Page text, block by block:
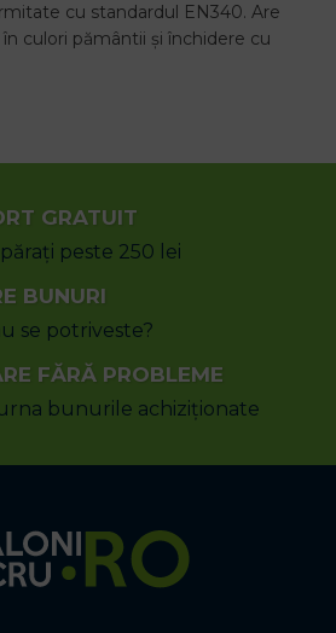
cu standardul EN340. Are
culori pământii și închidere cu
GRATUIT
peste 250 lei
BUNURI
se potriveste?
FĂRĂ PROBLEME
bunurile achiziționate